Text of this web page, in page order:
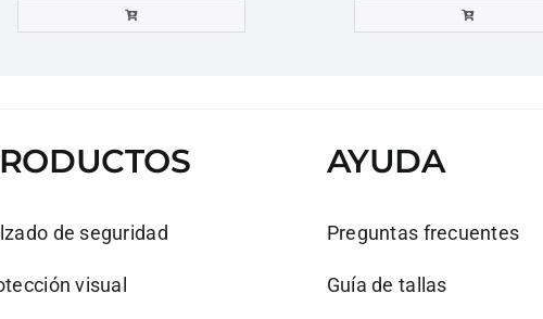
de seguridad
visual
AYUDA
Preguntas frecuentes
Guía de tallas